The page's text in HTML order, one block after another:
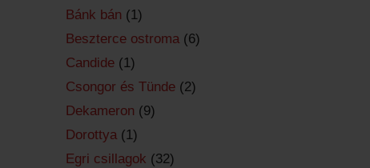
Bánk bán (1)
Beszterce ostroma (6)
Candide (1)
Csongor és Tünde (2)
Dekameron (9)
Dorottya (1)
Egri csillagok (32)